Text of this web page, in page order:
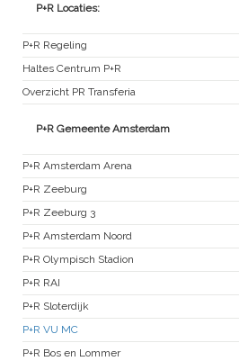
P+R Locaties:
P+R Regeling
Haltes Centrum P+R
Overzicht PR Transferia
P+R Gemeente Amsterdam
P+R Amsterdam Arena
P+R Zeeburg
P+R Zeeburg 3
P+R Amsterdam Noord
P+R Olympisch Stadion
P+R RAI
P+R Sloterdijk
P+R VU MC
P+R Bos en Lommer